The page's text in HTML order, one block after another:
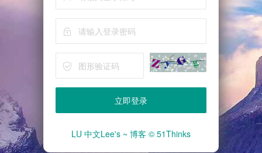
立即登录
LU 中文Lee's ~ 博客 © 51Thinks